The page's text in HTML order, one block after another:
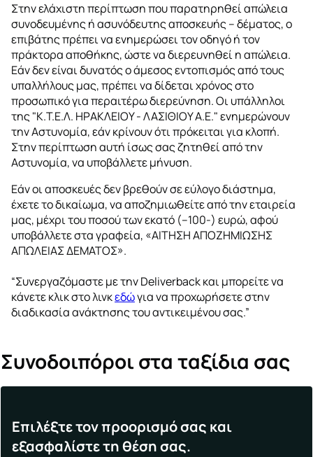
Στην ελάχιστη περίπτωση που παρατηρηθεί απώλεια
συνοδευμένης ή ασυνόδευτης αποσκευής – δέματος, ο
επιβάτης πρέπει να ενημερώσει τον οδηγό ή τον
πράκτορα αποθήκης, ώστε να διερευνηθεί η απώλεια.
Εάν δεν είναι δυνατός ο άμεσος εντοπισμός από τους
υπαλλήλους μας, πρέπει να δίδεται χρόνος στο
προσωπικό για περαιτέρω διερεύνηση. Οι υπάλληλοι
της "Κ.Τ.Ε.Λ. ΗΡΑΚΛΕΙΟΥ - ΛΑΣΙΘΙΟΥ Α.Ε." ενημερώνουν
την Αστυνομία, εάν κρίνουν ότι πρόκειται για κλοπή.
Στην περίπτωση αυτή ίσως σας ζητηθεί από την
Αστυνομία, να υποβάλλετε μήνυση.
Εάν οι αποσκευές δεν βρεθούν σε εύλογο διάστημα,
έχετε το δικαίωμα, να αποζημιωθείτε από την εταιρεία
μας, μέχρι του ποσού των εκατό (–100-) ευρώ, αφού
υποβάλλετε στα γραφεία, «ΑΙΤΗΣΗ ΑΠΟΖΗΜΙΩΣΗΣ
ΑΠΩΛΕΙΑΣ ΔΕΜΑΤΟΣ».
“Συνεργαζόμαστε με την Deliverback και μπορείτε να
κάνετε κλικ στο λινκεδώγια να προχωρήσετε στην
διαδικασία ανάκτησης του αντικειμένου σας.”
Συνοδοιπόροι στα ταξίδια σας
Επιλέξτε τον προορισμό σας και
εξασφαλίστε τη θέση σας.